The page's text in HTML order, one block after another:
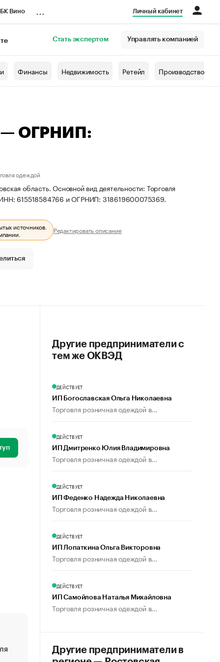
Вино Личный кабинет
Стать экспертом Управлять компанией
Финансы Недвижимость Ретейл Производство
— ОГРНИП:
одеждой
область. Основной вид деятельности: Торговля
615518584766 и ОГРНИП: 318619600075369.
источников. Редактировать описание
«От спорта тело стареет иначе». Как живет глава
создавшей GTA
Другие предприниматели с
тем же ОКВЭД
ДЕЙСТВУЕТ
ИП Богославская Ольга Николаевна
Торговля розничная одеждой в...
ДЕЙСТВУЕТ
ИП Дмитренко Юлия Владимировна
Торговля розничная одеждой в...
ДЕЙСТВУЕТ
ИП Феденко Надежда Николаевна
Торговля розничная одеждой в...
ДЕЙСТВУЕТ
ИП Лопаткина Ольга Викторовна
Торговля розничная одеждой в...
ДЕЙСТВУЕТ
ИП Самойлова Наталья Михайловна
Торговля розничная одеждой в...
Другие предприниматели в